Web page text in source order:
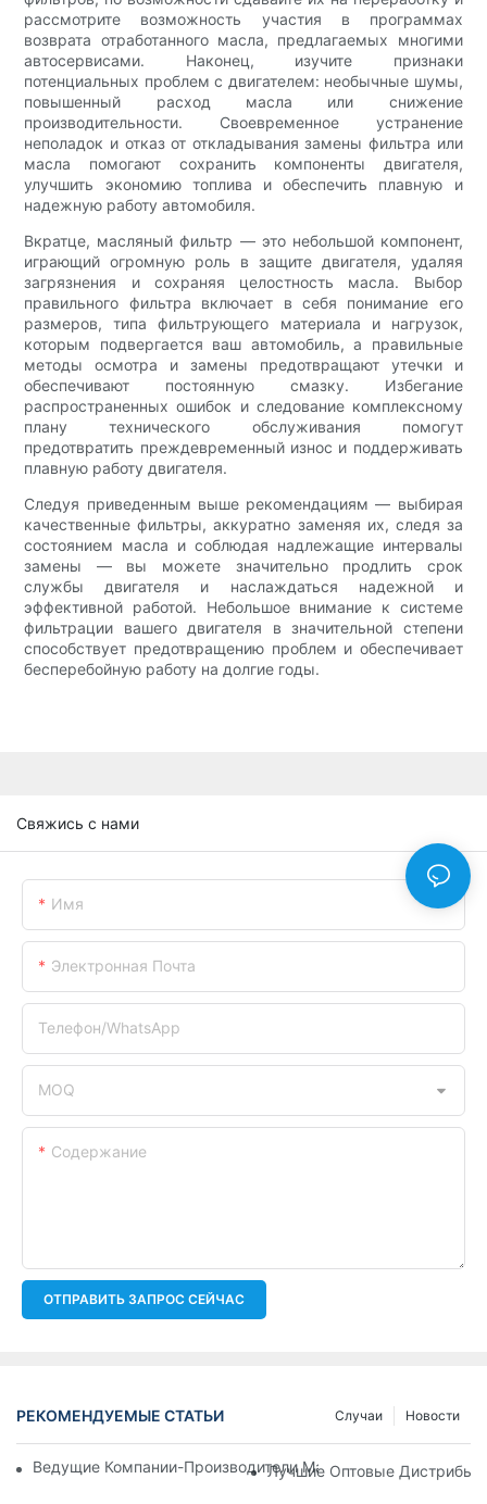
рассмотрите возможность участия в программах
возврата отработанного масла, предлагаемых многими
автосервисами. Наконец, изучите признаки
потенциальных проблем с двигателем: необычные шумы,
повышенный расход масла или снижение
производительности. Своевременное устранение
неполадок и отказ от откладывания замены фильтра или
масла помогают сохранить компоненты двигателя,
улучшить экономию топлива и обеспечить плавную и
надежную работу автомобиля.
Вкратце, масляный фильтр — это небольшой компонент,
играющий огромную роль в защите двигателя, удаляя
загрязнения и сохраняя целостность масла. Выбор
правильного фильтра включает в себя понимание его
размеров, типа фильтрующего материала и нагрузок,
которым подвергается ваш автомобиль, а правильные
методы осмотра и замены предотвращают утечки и
обеспечивают постоянную смазку. Избегание
распространенных ошибок и следование комплексному
плану технического обслуживания помогут
предотвратить преждевременный износ и поддерживать
плавную работу двигателя.
Следуя приведенным выше рекомендациям — выбирая
качественные фильтры, аккуратно заменяя их, следя за
состоянием масла и соблюдая надлежащие интервалы
замены — вы можете значительно продлить срок
службы двигателя и наслаждаться надежной и
эффективной работой. Небольшое внимание к системе
фильтрации вашего двигателя в значительной степени
способствует предотвращению проблем и обеспечивает
бесперебойную работу на долгие годы.
Свяжись с нами
Имя
Электронная Почта
Телефон/WhatsApp
MOQ
Содержание
ОТПРАВИТЬ ЗАПРОС СЕЙЧАС
РЕКОМЕНДУЕМЫЕ СТАТЬИ Новости
Случаи
Ведущие Компании-Производители Масляных Фильтров:
Лучшие Оптовые